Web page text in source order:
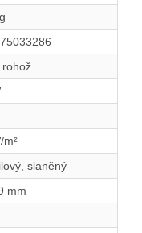
rohož
m²
slaněný
mm